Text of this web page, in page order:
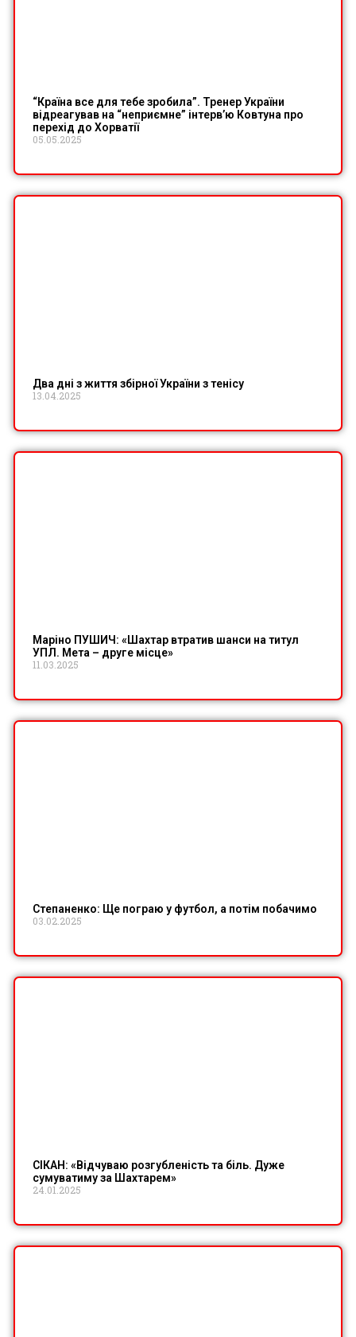
“Країна все для тебе зробила”. Тренер України
відреагував на “неприємне” інтерв’ю Ковтуна про
перехід до Хорватії
05.05.2025
Два дні з життя збірної України з тенісу
13.04.2025
Маріно ПУШИЧ: «Шахтар втратив шанси на титул
УПЛ. Мета – друге місце»
11.03.2025
Степаненко: Ще пограю у футбол, а потім побачимо
03.02.2025
СІКАН: «Відчуваю розгубленість та біль. Дуже
сумуватиму за Шахтарем»
24.01.2025